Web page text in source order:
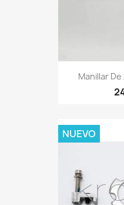
Manillar De
NUEVO